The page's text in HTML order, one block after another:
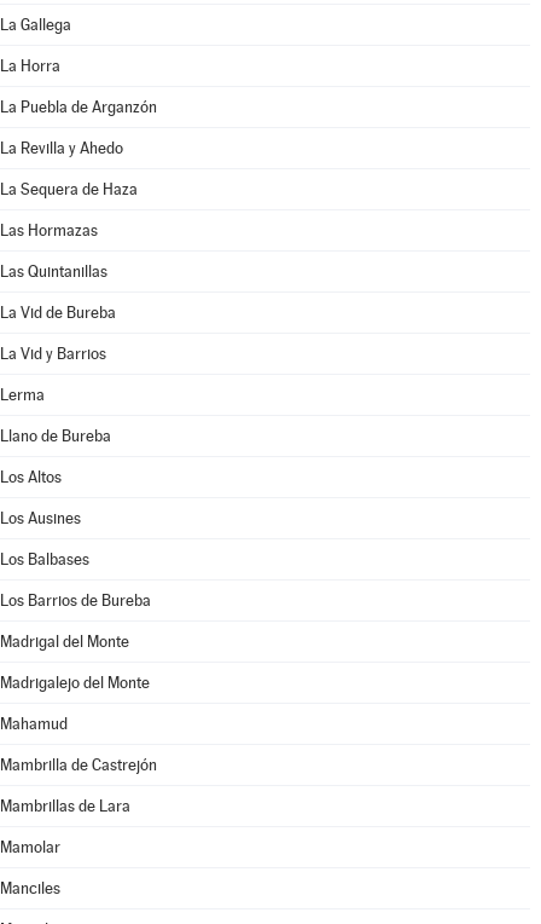
La Gallega
La Horra
La Puebla de Arganzón
La Revilla y Ahedo
La Sequera de Haza
Las Hormazas
Las Quintanillas
La Vid de Bureba
La Vid y Barrios
Lerma
Llano de Bureba
Los Altos
Los Ausines
Los Balbases
Los Barrios de Bureba
Madrigal del Monte
Madrigalejo del Monte
Mahamud
Mambrilla de Castrejón
Mambrillas de Lara
Mamolar
Manciles